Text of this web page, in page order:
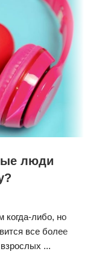
люди
либо, но
все более
...